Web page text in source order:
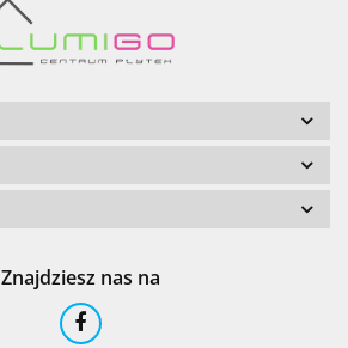
Znajdziesz nas na